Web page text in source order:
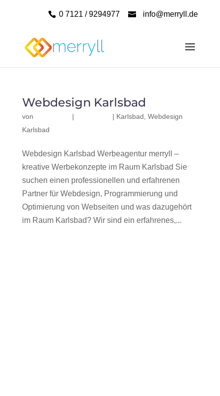
0 7121 / 9294977 info@merryll.de
Webdesign Karlsbad
von | | Karlsbad Webdesign
Karlsbad
Webdesign Karlsbad Werbeagentur merryll –
kreative Werbekonzepte im Raum Karlsbad Sie
suchen einen professionellen und erfahrenen
Partner für Webdesign, Programmierung und
Optimierung von Webseiten und was dazugehört
im Raum Karlsbad? Wir sind ein erfahrenes,...